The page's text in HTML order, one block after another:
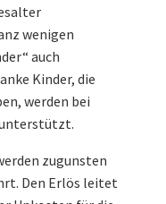
wenigen
auch
Kinder, die
werden bei
zugunsten
Den Erlös leitet